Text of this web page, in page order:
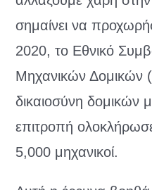
σημαίνει να
2020, το Εθνικό
Μηχανικών Δομικών
δικαιοσύνη δομικών
επιτροπή
5,000 μηχανικοί.